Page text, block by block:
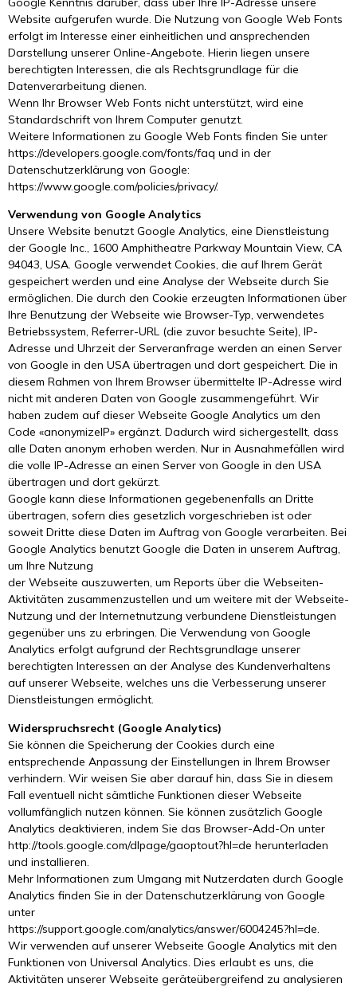
Website aufgerufen wurde. Die Nutzung von Google Web Fonts
erfolgt im Interesse einer einheitlichen und ansprechenden
Darstellung unserer Online-Angebote. Hierin liegen unsere
berechtigten Interessen, die als Rechtsgrundlage für die
Datenverarbeitung dienen.
Wenn Ihr Browser Web Fonts nicht unterstützt, wird eine
Standardschrift von Ihrem Computer genutzt.
Weitere Informationen zu Google Web Fonts finden Sie unter
https://developers.google.com/fonts/faq und in der
Datenschutzerklärung von Google:
https://www.google.com/policies/privacy/.
Verwendung von Google Analytics
Unsere Website benutzt Google Analytics, eine Dienstleistung
der Google Inc., 1600 Amphitheatre Parkway Mountain View, CA
94043, USA. Google verwendet Cookies, die auf Ihrem Gerät
gespeichert werden und eine Analyse der Webseite durch Sie
ermöglichen. Die durch den Cookie erzeugten Informationen über
Ihre Benutzung der Webseite wie Browser-Typ, verwendetes
Betriebssystem, Referrer-URL (die zuvor besuchte Seite), IP-
Adresse und Uhrzeit der Serveranfrage werden an einen Server
von Google in den USA übertragen und dort gespeichert. Die in
diesem Rahmen von Ihrem Browser übermittelte IP-Adresse wird
nicht mit anderen Daten von Google zusammengeführt. Wir
haben zudem auf dieser Webseite Google Analytics um den
Code «anonymizeIP» ergänzt. Dadurch wird sichergestellt, dass
alle Daten anonym erhoben werden. Nur in Ausnahmefällen wird
die volle IP-Adresse an einen Server von Google in den USA
übertragen und dort gekürzt.
Google kann diese Informationen gegebenenfalls an Dritte
übertragen, sofern dies gesetzlich vorgeschrieben ist oder
soweit Dritte diese Daten im Auftrag von Google verarbeiten. Bei
Google Analytics benutzt Google die Daten in unserem Auftrag,
um Ihre Nutzung
der Webseite auszuwerten, um Reports über die Webseiten-
Aktivitäten zusammenzustellen und um weitere mit der Webseite-
Nutzung und der Internetnutzung verbundene Dienstleistungen
gegenüber uns zu erbringen. Die Verwendung von Google
Analytics erfolgt aufgrund der Rechtsgrundlage unserer
berechtigten Interessen an der Analyse des Kundenverhaltens
auf unserer Webseite, welches uns die Verbesserung unserer
Dienstleistungen ermöglicht.
Widerspruchsrecht (Google Analytics)
Sie können die Speicherung der Cookies durch eine
entsprechende Anpassung der Einstellungen in Ihrem Browser
verhindern. Wir weisen Sie aber darauf hin, dass Sie in diesem
Fall eventuell nicht sämtliche Funktionen dieser Webseite
vollumfänglich nutzen können. Sie können zusätzlich Google
Analytics deaktivieren, indem Sie das Browser-Add-On unter
http://tools.google.com/dlpage/gaoptout?hl=de herunterladen
und installieren.
Mehr Informationen zum Umgang mit Nutzerdaten durch Google
Analytics finden Sie in der Datenschutzerklärung von Google
unter
https://support.google.com/analytics/answer/6004245?hl=de.
Wir verwenden auf unserer Webseite Google Analytics mit den
Funktionen von Universal Analytics. Dies erlaubt es uns, die
Aktivitäten unserer Webseite geräteübergreifend zu analysieren